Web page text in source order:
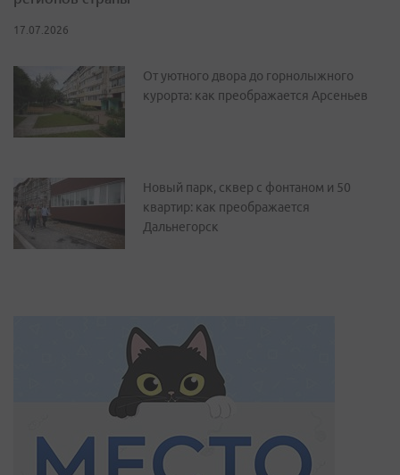
17.07.2026
От уютного двора до горнолыжного
курорта: как преображается Арсеньев
Новый парк, сквер с фонтаном и 50
квартир: как преображается
Дальнегорск